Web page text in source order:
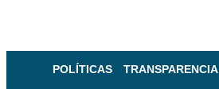
POLÍTICAS TRANSPARENCIA